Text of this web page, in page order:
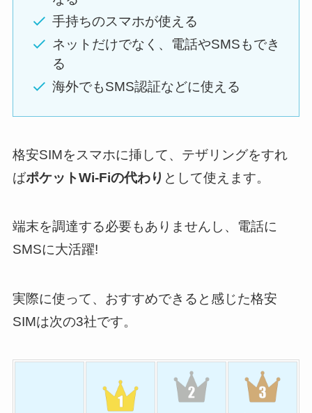
手持ちのスマホが使える
ネットだけでなく、電話やSMSもでき
る
海外でもSMS認証などに使える
格安SIMをスマホに挿して、テザリングをすれ
ばポケットWi-Fiの代わり として使えます。
端末を調達する必要もありませんし、電話に
SMSに大活躍!
実際に使って、おすすめできると感じた格安
SIMは次の3社です。